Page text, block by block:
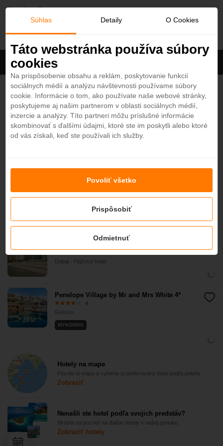
ú
Hotely
Filter
Zobrazených 4zo 667 hotelov Zobraziť všetky
Hotel La Bitta - Bovis Hotels 4*
4,7
Taliansko - Plážový hotel
laïla, Seychelles, a Tribute Portfolio Resort 4*
7 nocí / raňajky od 1045,88€
Dubaj - Plážový hotel
Penelope Village by Mr and Mrs White 4*
4
Grécko
MYKONOS
Hotely na mape
Pozrite si mapu a vyberte si preferovaný hotel podľa polohy.
Zobraziť
Nenašli ste hotel podľa svojich predstáv?
Skúste sa pozrieť na ďalšie hotely v našej ponuke.
Zobraziť hotely
Súhlas Detaily O Cookies
Táto webstránka používa súbory
cookies
Na prispôsobenie obsahu a reklám, poskytovanie funkcií
sociálnych médií a analýzu návštevnosti používame súbory
cookie. Informácie o tom, ako používate naše webové stránky,
poskytujeme aj našim partnerom v oblasti sociálnych médií,
inzercie a analýzy. Títo partneri môžu príslušné informácie
skombinovať s ďalšími údajmi, ktoré ste im poskytli alebo ktoré
od vás získali, keď ste používali ich služby.
Odmietnuť
Prispôsobiť
Povoliť všetko